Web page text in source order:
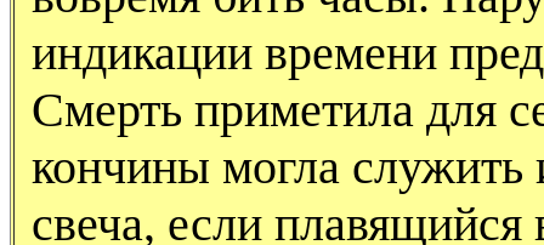
индикации времени
Смерть приметила для
кончины могла служить
свеча, если плавящийся